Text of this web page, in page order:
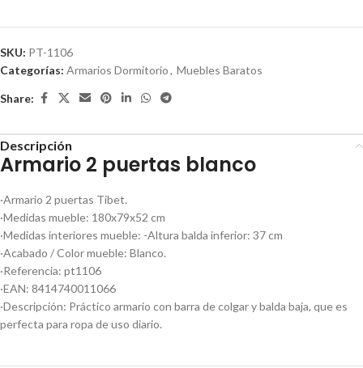
SKU: PT-1106
Categorías: Armarios Dormitorio, Muebles Baratos
Share:
Descripción
Armario 2 puertas blanco
·Armario 2 puertas Tibet.
·Medidas mueble: 180x79x52 cm
·Medidas interiores mueble: -Altura balda inferior: 37 cm
·Acabado / Color mueble: Blanco.
·Referencia: pt1106
·EAN: 8414740011066
·Descripción: Práctico armario con barra de colgar y balda baja, que es
perfecta para ropa de uso diario.